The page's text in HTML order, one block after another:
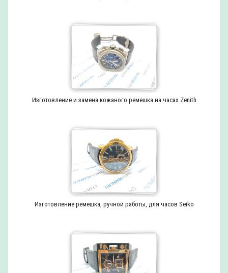
Изготовление и замена кожаного ремешка на часах Zenith
Изготовление ремешка, ручной работы, для часов Seiko